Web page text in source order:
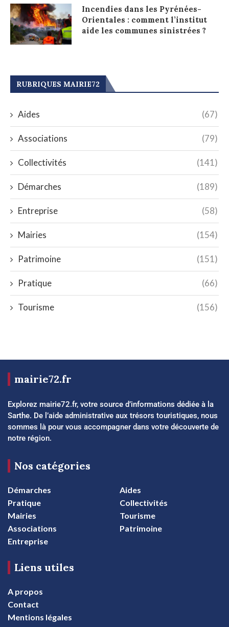
Incendies dans les Pyrénées-
Orientales : comment l’institut
aide les communes sinistrées ?
RUBRIQUES MAIRIE72
Aides (67)
Associations (79)
Collectivités (141)
Démarches (189)
Entreprise (58)
Mairies (154)
Patrimoine (151)
Pratique (66)
Tourisme (156)
mairie72.fr
Explorez mairie72.fr, votre source d’informations dédiée à la
Sarthe. De l’aide administrative aux trésors touristiques, nous
sommes là pour vous accompagner dans votre découverte de
notre région.
Nos catégories
Démarches
Aides
Pratique
Collectivités
Mairies
Tourisme
Associations
Patrimoine
Entreprise
Liens utiles
A propos
Contact
Mentions légales